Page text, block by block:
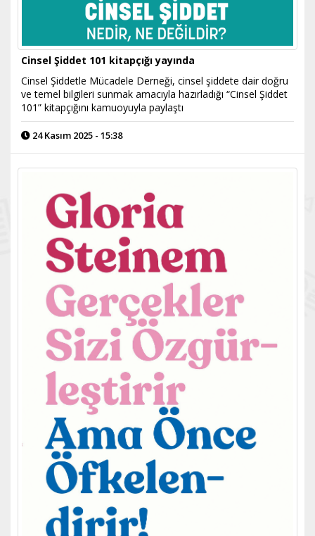
Cinsel Şiddet 101 kitapçığı yayında
Cinsel Şiddetle Mücadele Derneği, cinsel şiddete dair doğru
ve temel bilgileri sunmak amacıyla hazırladığı “Cinsel Şiddet
101” kitapçığını kamuoyuyla paylaştı
24 Kasım 2025 - 15:38